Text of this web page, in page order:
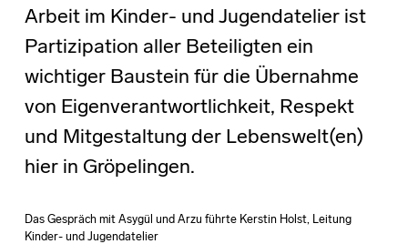
Arbeit im Kinder- und Jugendatelier ist
Partizipation aller Beteiligten ein
wichtiger Baustein für die Übernahme
von Eigenverantwortlichkeit, Respekt
und Mitgestaltung der Lebenswelt(en)
hier in Gröpelingen.
Das Gespräch mit Asygül und Arzu führte Kerstin Holst, Leitung
Kinder- und Jugendatelier